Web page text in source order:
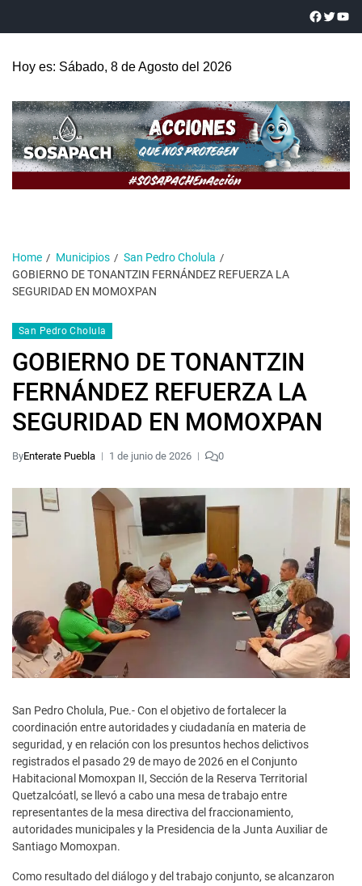
Hoy es: Sábado, 8 de Agosto del 2026
Home Municipios
San Pedro Cholula
GOBIERNO DE TONANTZIN FERNÁNDEZ REFUERZA LA
SEGURIDAD EN MOMOXPAN
San Pedro Cholula
GOBIERNO DE TONANTZIN
FERNÁNDEZ REFUERZA LA
SEGURIDAD EN MOMOXPAN
ByEnterate Puebla 1 de junio de 2026 0
San Pedro Cholula, Pue.- Con el objetivo de fortalecer la
coordinación entre autoridades y ciudadanía en materia de
seguridad, y en relación con los presuntos hechos delictivos
registrados el pasado 29 de mayo de 2026 en el Conjunto
Habitacional Momoxpan II, Sección de la Reserva Territorial
Quetzalcóatl, se llevó a cabo una mesa de trabajo entre
representantes de la mesa directiva del fraccionamiento,
autoridades municipales y la Presidencia de la Junta Auxiliar de
Santiago Momoxpan.
Como resultado del diálogo y del trabajo conjunto, se alcanzaron